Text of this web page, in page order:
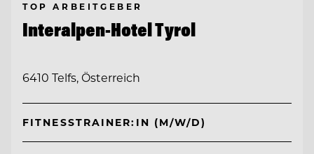
TOP ARBEITGEBER
Interalpen-Hotel Tyrol
6410 Telfs, Österreich
FITNESSTRAINER:IN (M/W/D)